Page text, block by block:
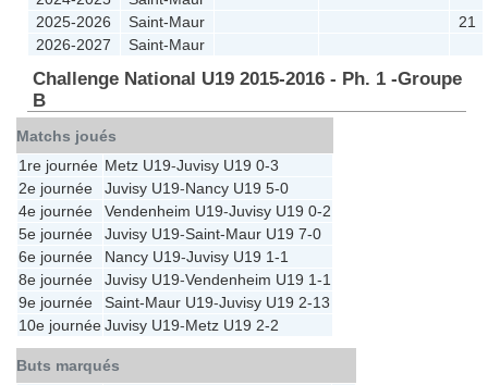
2025-2026
Saint-Maur
21
2026-2027
Saint-Maur
Challenge National U19 2015-2016 - Ph. 1 -Groupe
B
Matchs joués
1re journée Metz U19-Juvisy U19 0-3
2e journée
Juvisy U19-Nancy U19 5-0
4e journée
Vendenheim U19-Juvisy U19 0-2
5e journée
Juvisy U19-Saint-Maur U19 7-0
6e journée
Nancy U19-Juvisy U19 1-1
8e journée
Juvisy U19-Vendenheim U19 1-1
9e journée
Saint-Maur U19-Juvisy U19 2-13
10e journéeJuvisy U19-Metz U19 2-2
Buts marqués